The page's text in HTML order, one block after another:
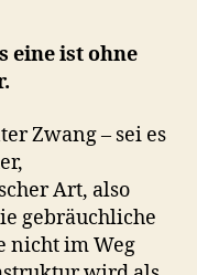
eine ist ohne
Zwang – sei es
Art, also
gebräuchliche
nicht im Weg